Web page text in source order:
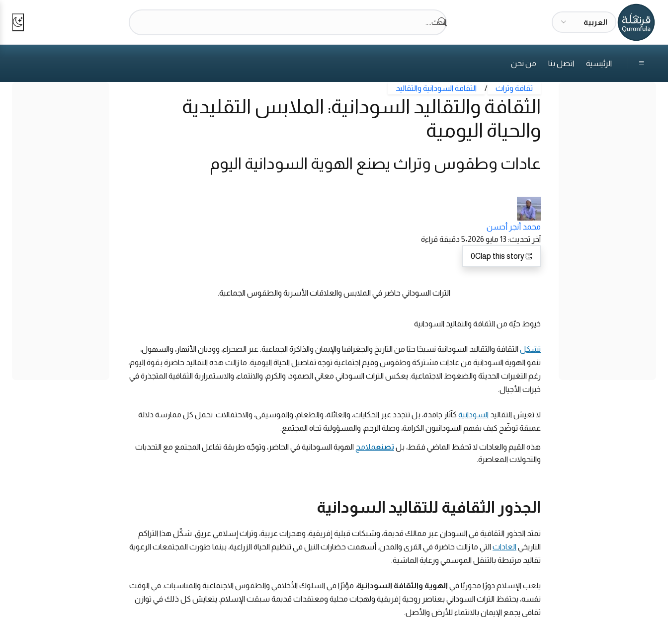
العربية ابحث....
الرئيسية اتصل بنا من نحن
ثقافة وتراث / الثقافة السودانية والتقاليد
الثقافة والتقاليد السودانية: الملابس التقليدية
والحياة اليومية
عادات وطقوس وتراث يصنع الهوية السودانية اليوم
محمد أنجر أحسن
آخر تحديث: 13 مايو 2026 •
5 دقيقة قراءة
👏
0Clap this story
التراث السوداني حاضر في الملابس والعلاقات الأسرية والطقوس الجماعية.
خيوط حيّة من الثقافة والتقاليد السودانية
تشكل الثقافة والتقاليد السودانية نسيجًا حيًا من التاريخ والجغرافيا والإيمان والذاكرة الجماعية. عبر الصحراء، ووديان الأنهار، والسهول،
تنمو الهوية السودانية من عادات مشتركة وطقوس وقيم اجتماعية توجه تفاصيل الحياة اليومية. ما زالت هذه التقاليد حاضرة بقوة اليوم،
رغم التغيرات الحديثة والضغوط الاجتماعية. يعكس التراث السوداني معاني الصمود، والكرم، والانتماء، والاستمرارية الثقافية المتجذرة في
خبرات الأجيال.
لا تعيش التقاليد السودانية كآثار جامدة، بل تتجدد عبر الحكايات، والعائلة، والطعام، والموسيقى، والاحتفالات. تحمل كل ممارسة دلالة
عميقة توضّح كيف يفهم السودانيون الكرامة، وصلة الرحم، والمسؤولية تجاه المجتمع.
هذه القيم والعادات لا تحفظ الماضي فقط، بل تصنعملامح الهوية السودانية في الحاضر، وتوجّه طريقة تفاعل المجتمع مع التحديات
والتحولات المعاصرة.
الجذور الثقافية للتقاليد السودانية
تمتد الجذور الثقافية في السودان عبر ممالك قديمة، وشبكات قبلية إفريقية، وهجرات عربية، وتراث إسلامي عريق. شكّل هذا التراكم
التاريخي العادات التي ما زالت حاضرة في القرى والمدن. أسهمت حضارات النيل في تنظيم الحياة الزراعية، بينما طورت المجتمعات الرعوية
تقاليد مرتبطة بالتنقل الموسمي ورعاية الماشية.
يلعب الإسلام دورًا محوريًا في الهوية والثقافة السودانية، مؤثرًا في السلوك الأخلاقي والطقوس الاجتماعية والمناسبات. في الوقت
نفسه، يحتفظ التراث السوداني بعناصر روحية إفريقية ولهجات محلية ومعتقدات قديمة سبقت الإسلام. يتعايش كل ذلك في توازن
ثقافي يجمع الإيمان بالانتماء للأرض والأصل.